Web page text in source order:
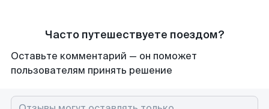
Часто путешествуете поездом?
Оставьте комментарий — он поможет
пользователям принять решение